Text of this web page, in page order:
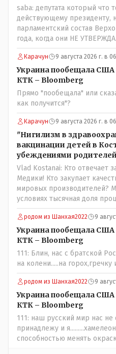
saba: депутата который что
действующему президенту,
парламентский состав
года, когда они НЕ
Назарбаева, особенно в
некоторых вопросах
Назарбай волевым Указом
состав. Имя - Серикболсын
юывший секретарь ЦК КП
депутат Верховного Совета
партии коммунстов- он в то
НЕОДНОКРАТНО, указывал и
Назарбая и предлагал ему
поста Президента.
Карачун 9 августа 2026 г. в
Украина пообещала США
КТК – Bloomberg
Прямо "пообещала" или
как получится"?
Карачун 9 августа 2026 г. в
"Нигилизм в
вакцинации детей в
убеждениями родителей
Vlad Kostanai: Кто отвечает
Медики! Кто закупает
мировых производителей?
условиях тысячная доля
вакцинированных может
прививки. Бумага нужна как
дружащих с школьными
частности биологии и
люди и отказываются и я в
прививал.Лично я вам и тем
Добровольные действия
частотности появления в
комбинаций генов
без того основательно
естественный отбор.
родом из Шанхая2022 9
Украина пообещала США
КТК – Bloomberg
111: Блин, нас с братской
на колени.....на горох,гречку
родом из Шанхая2022 9
Украина пообещала США
КТК – Bloomberg
111: наш русский мир нас не
принадлежу и
способностью менять